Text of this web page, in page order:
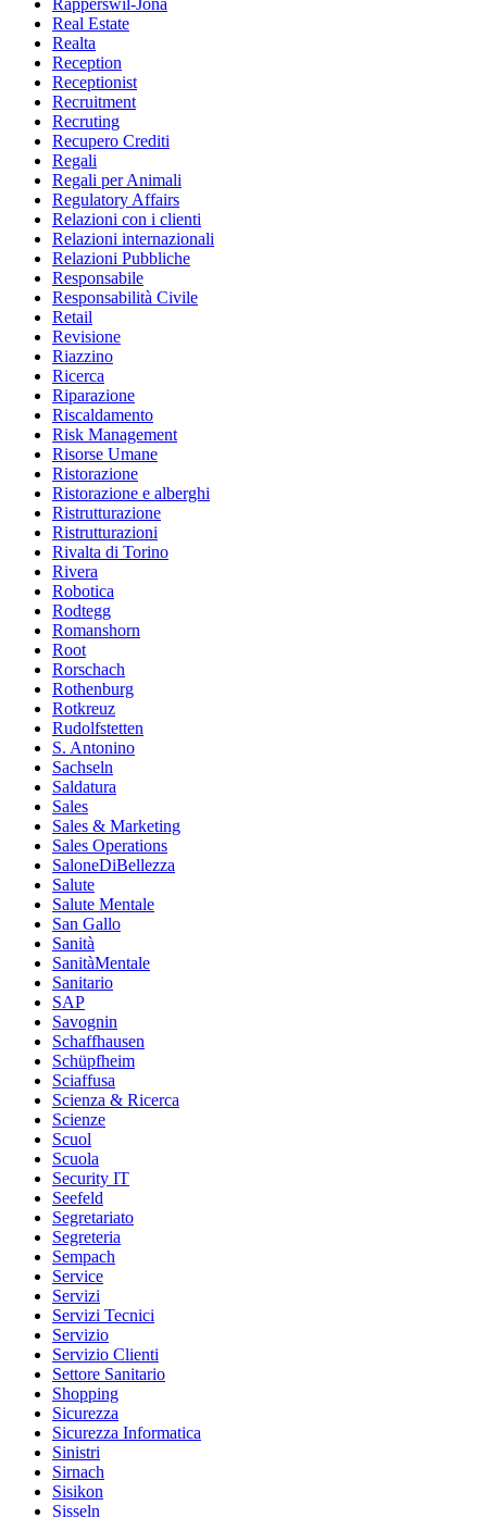
Rapperswil-Jona
Real Estate
Realta
Reception
Receptionist
Recruitment
Recruting
Recupero Crediti
Regali
Regali per Animali
Regulatory Affairs
Relazioni con i clienti
Relazioni internazionali
Relazioni Pubbliche
Responsabile
Responsabilità Civile
Retail
Revisione
Riazzino
Ricerca
Riparazione
Riscaldamento
Risk Management
Risorse Umane
Ristorazione
Ristorazione e alberghi
Ristrutturazione
Ristrutturazioni
Rivalta di Torino
Rivera
Robotica
Rodtegg
Romanshorn
Root
Rorschach
Rothenburg
Rotkreuz
Rudolfstetten
S. Antonino
Sachseln
Saldatura
Sales
Sales & Marketing
Sales Operations
SaloneDiBellezza
Salute
Salute Mentale
San Gallo
Sanità
SanitàMentale
Sanitario
SAP
Savognin
Schaffhausen
Schüpfheim
Sciaffusa
Scienza & Ricerca
Scienze
Scuol
Scuola
Security IT
Seefeld
Segretariato
Segreteria
Sempach
Service
Servizi
Servizi Tecnici
Servizio
Servizio Clienti
Settore Sanitario
Shopping
Sicurezza
Sicurezza Informatica
Sinistri
Sirnach
Sisikon
Sisseln